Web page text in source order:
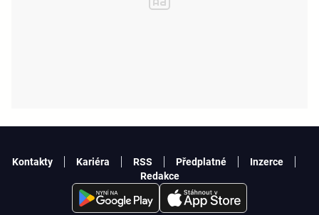
Kontakty Kariéra RSS Předplatné
Inzerce
Redakce